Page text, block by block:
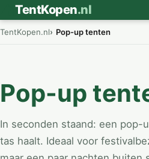
TentKopen.nl
TentKopen.nl Pop-up tenten
Pop-up
In seconden staand: een
tas haalt. Ideaal voor